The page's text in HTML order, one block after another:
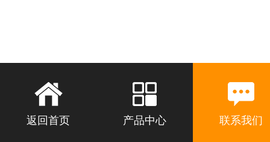
返回首页 产品中心 联系我们